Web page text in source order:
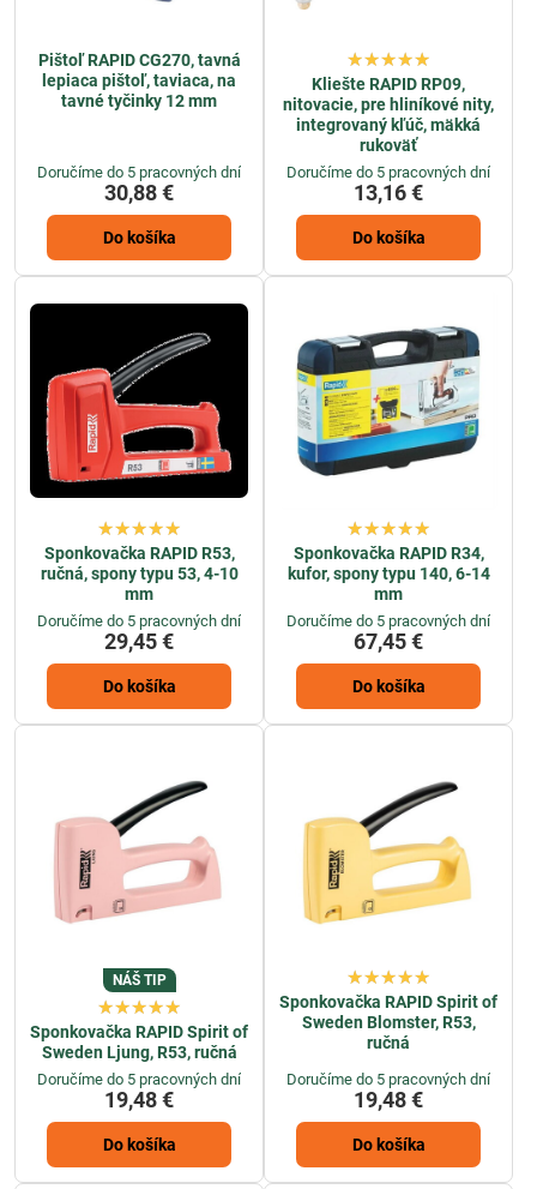
Pištoľ RAPID CG270, tavná
lepiaca pištoľ, taviaca, na
tavné tyčinky 12 mm
Doručíme do 5 pracovných dní
30,88 €
Do košíka
Kliešte RAPID RP09,
nitovacie, pre hliníkové nity,
integrovaný kľúč, mäkká
rukoväť
Doručíme do 5 pracovných dní
13,16 €
Do košíka
Sponkovačka RAPID R53,
ručná, spony typu 53, 4-10
mm
Doručíme do 5 pracovných dní
29,45 €
Do košíka
Sponkovačka RAPID R34,
kufor, spony typu 140, 6-14
mm
Doručíme do 5 pracovných dní
67,45 €
Do košíka
NÁŠ TIP
Sponkovačka RAPID Spirit of
Sweden Ljung, R53, ručná
Doručíme do 5 pracovných dní
19,48 €
Do košíka
Sponkovačka RAPID Spirit of
Sweden Blomster, R53,
ručná
Doručíme do 5 pracovných dní
19,48 €
Do košíka